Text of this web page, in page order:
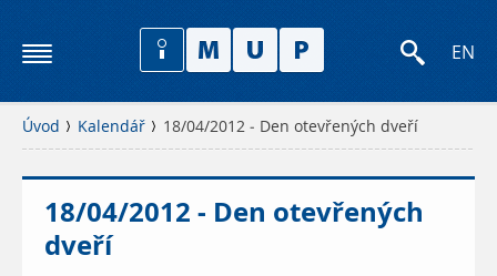
EN
Úvod Kalendář 18/04/2012 - Den otevřených dveří
18/04/2012 - Den otevřených
dveří